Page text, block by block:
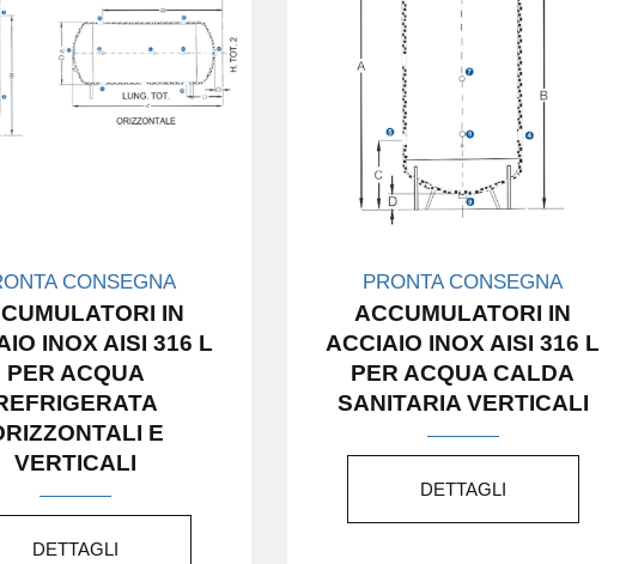
CONSEGNA
IN
INOX AISI 316 L
PER ACQUA
E
VERTICALI
DETTAGLI
PRONTA CONSEGNA
ACCUMULATORI IN
ACCIAIO INOX AISI 316 L
PER ACQUA CALDA
SANITARIA VERTICALI
DETTAGLI